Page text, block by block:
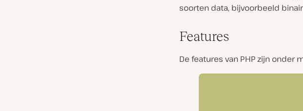
soorten data, bijvoorbeeld
Features
De features van PHP zijn onder